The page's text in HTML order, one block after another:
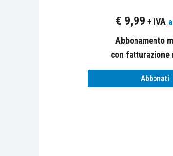
A particolari condizioni
cessione dei beni
L’opzione per il regime
dell’ammontare
€ 9,99 + IVA
Abbonamento
con fatturazione
Abbonati